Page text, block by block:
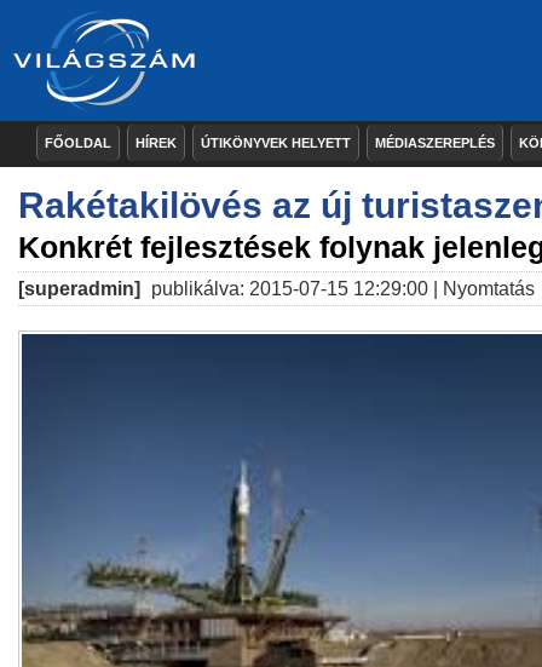
FŐOLDAL HÍREK ÚTIKÖNYVEK HELYETT MÉDIASZEREPLÉS
Rakétakilövés az új
Konkrét fejlesztések folynak
[superadmin] publikálva: 2015-07-15 12:29:00 | Nyomtatás